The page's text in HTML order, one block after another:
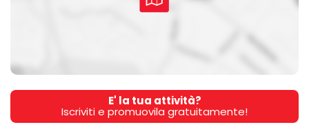
E' la tua attività?
Iscriviti e promuovila gratuitamente!